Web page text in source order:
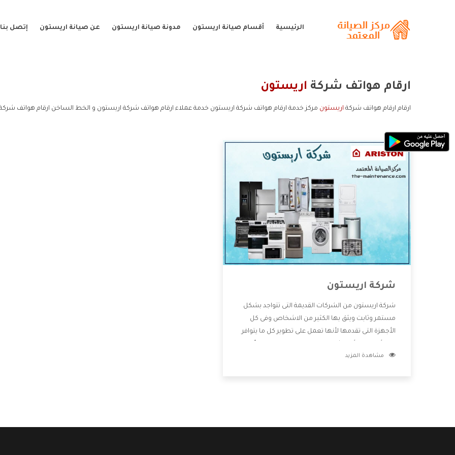
الرئيسية أقسام صيانة اريستون مدونة صيانة اريستون عن صيانة اريستون إتصل بنا
ارقام هواتف شركة اريستون
ارقام ارقام هواتف شركة اريستون مركز خدمة ارقام هواتف شركة اريستون خدمة عملاء ارقام هواتف شركة اريستون و الخط الساخن ارقام هواتف
شركة اريستون
شركة اريستون من الشركات القديمة التى تتواجد بشكل
مستمر وثابت ويثق بها الكثير من الاشخاص وفى كل
الأجهزة التى تقدمها لأنها تعمل على تطوير كل ما يتوافر
خدمات ما بعد البيع مع المنتجات وتقدم للعملاء أقوى
مشاهدة المزيد